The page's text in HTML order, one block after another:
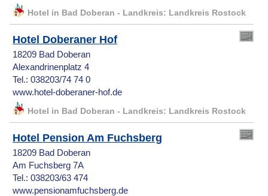
Hotel in Bad Doberan - Landkreis: Landkreis Rostock
Hotel Doberaner Hof
18209 Bad Doberan
Alexandrinenplatz 4
Tel.: 038203/74 74 0
www.hotel-doberaner-hof.de
Hotel in Bad Doberan - Landkreis: Landkreis Rostock
Hotel Pension Am Fuchsberg
18209 Bad Doberan
Am Fuchsberg 7A
Tel.: 038203/63 474
www.pensionamfuchsberg.de